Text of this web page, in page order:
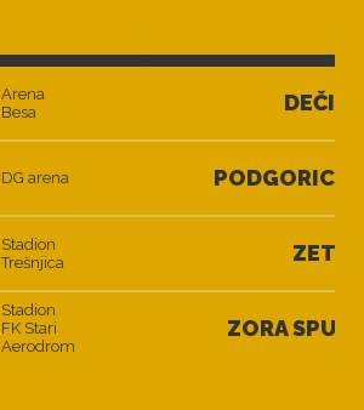
Arena
Besa
DEČIĆ
DG arena PODGORICA
Stadion
Trešnjica
ZETA
Stadion
FK Stari
Aerodrom
ZORA SPUŽ